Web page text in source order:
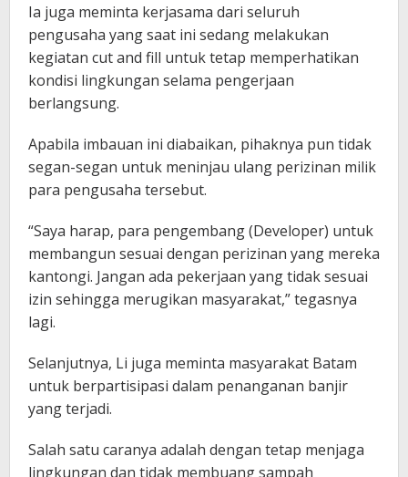
Ia juga meminta kerjasama dari seluruh
pengusaha yang saat ini sedang melakukan
kegiatan cut and fill untuk tetap memperhatikan
kondisi lingkungan selama pengerjaan
berlangsung.
Apabila imbauan ini diabaikan, pihaknya pun tidak
segan-segan untuk meninjau ulang perizinan milik
para pengusaha tersebut.
“Saya harap, para pengembang (Developer) untuk
membangun sesuai dengan perizinan yang mereka
kantongi. Jangan ada pekerjaan yang tidak sesuai
izin sehingga merugikan masyarakat,” tegasnya
lagi.
Selanjutnya, Li juga meminta masyarakat Batam
untuk berpartisipasi dalam penanganan banjir
yang terjadi.
Salah satu caranya adalah dengan tetap menjaga
lingkungan dan tidak membuang sampah